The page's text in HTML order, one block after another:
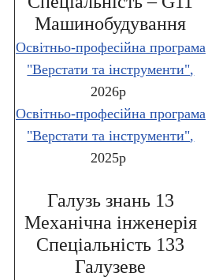
Машинобудування
Освітньо-професійна програма
"Верстати та інструменти",
2026р
Освітньо-професійна програма
"Верстати та інструменти",
2025р
Галузь знань 13
Механічна інженерія
Спеціальність 133
Галузеве